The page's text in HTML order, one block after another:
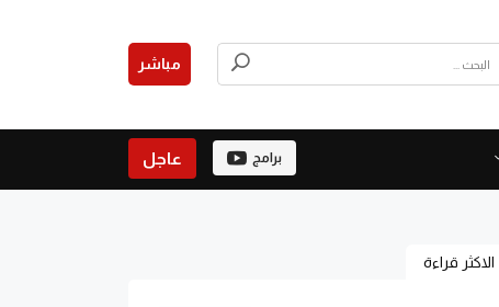
مباشر
برامج عاجل
الاكثر قراءة